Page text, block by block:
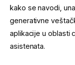
kako se navodi,
generativne
aplikacije u oblasti
asistenata.